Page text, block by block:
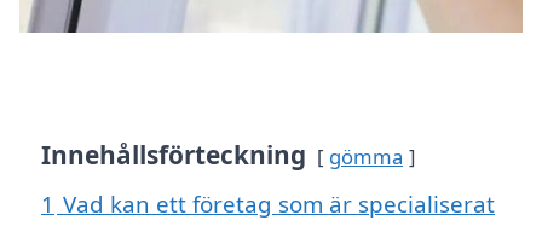
Innehållsförteckning gömma
1 Vad kan ett företag som är specialiserat